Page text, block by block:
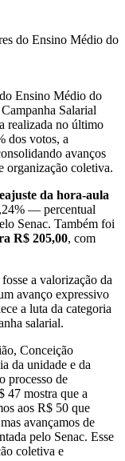
Ensino Médio do
Salarial
realizada no último
dos votos, a
avanços
organização coletiva.
da hora-aula
— percentual
Senac. Também foi
R$ 205,00, com
a valorização da
avanço expressivo
a luta da categoria
salarial.
Conceição
da unidade e da
processo de
47 mostra que a
aos R$ 50 que
avançamos de
pelo Senac. Esse
coletiva e